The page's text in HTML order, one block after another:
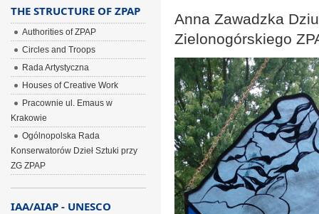
Anna Zawadzka
Zielonogórskiego
THE STRUCTURE OF ZPAP
Authorities of ZPAP
Circles and Troops
Rada Artystyczna
Houses of Creative Work
Pracownie ul. Emaus w
Krakowie
Ogólnopolska Rada
Konserwatorów Dzieł Sztuki przy
ZG ZPAP
IAA/AIAP - UNESCO